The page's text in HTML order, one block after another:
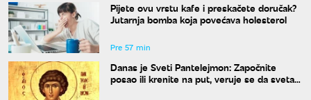
Pijete ovu vrstu kafe i preskačete doručak?
Jutarnja bomba koja povećava holesterol
Pre 57 min
Danas je Sveti Pantelejmon: Započnite
posao ili krenite na put, veruje se da svetac